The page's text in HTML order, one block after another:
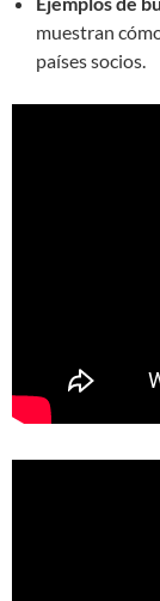
muestran
países socios.